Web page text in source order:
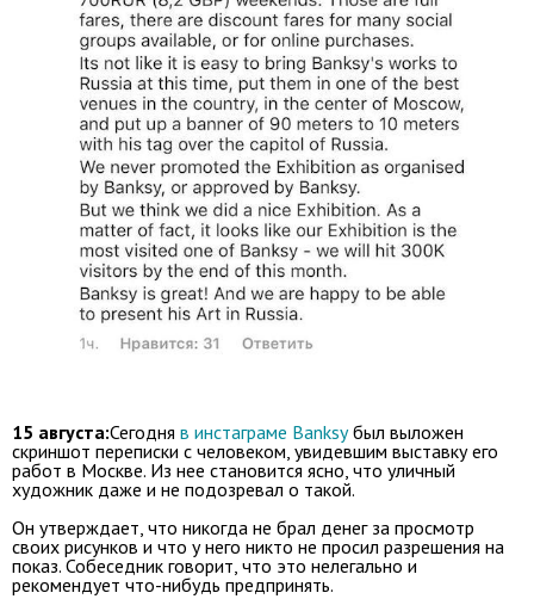
15 августа:Сегодня в инстаграме Banksyбыл выложен
скриншот переписки с человеком, увидевшим выставку его
работ в Москве. Из нее становится ясно, что уличный
художник даже и не подозревал о такой.
Он утверждает, что никогда не брал денег за просмотр
своих рисунков и что у него никто не просил разрешения на
показ. Собеседник говорит, что это нелегально и
рекомендует что-нибудь предпринять.